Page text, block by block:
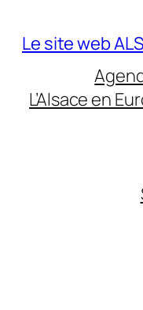
auLe site web
L’Alsace en